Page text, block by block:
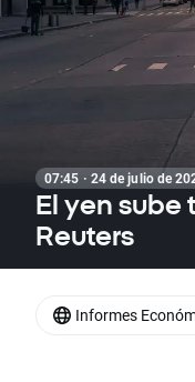
07:45 · 24 de julio de
El yen sube
Reuters
Informes